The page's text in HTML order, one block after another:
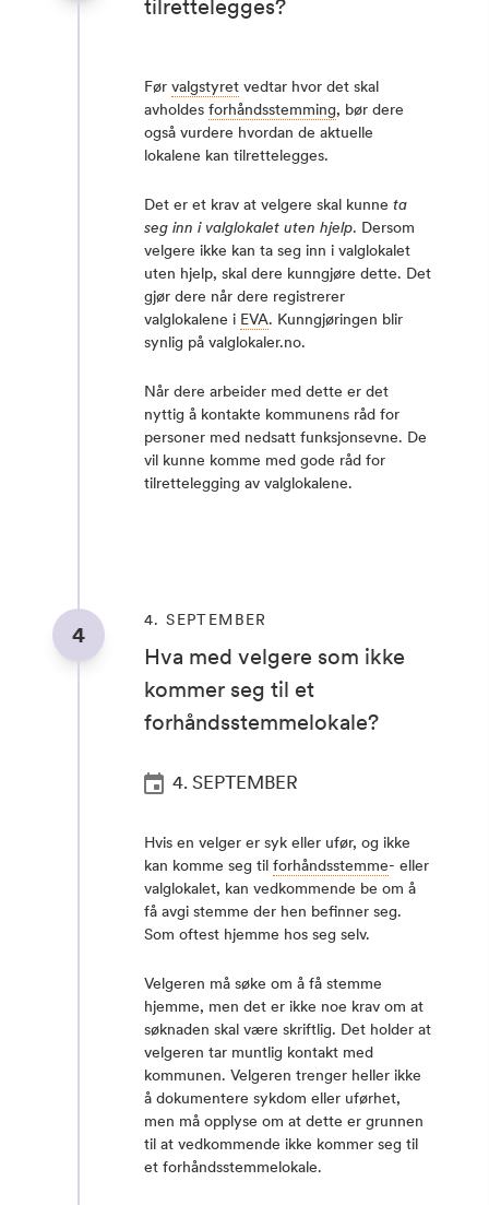
tilrettelegges?
Før valgstyret vedtar hvor det skal
avholdes forhåndsstemming, bør dere
også vurdere hvordan de aktuelle
lokalene kan tilrettelegges.
Det er et krav at velgere skal kunne ta
seg inn i valglokalet uten hjelp. Dersom
velgere ikke kan ta seg inn i valglokalet
uten hjelp, skal dere kunngjøre dette. Det
gjør dere når dere registrerer
valglokalene i EVA. Kunngjøringen blir
synlig på valglokaler.no.
Når dere arbeider med dette er det
nyttig å kontakte kommunens råd for
personer med nedsatt funksjonsevne. De
vil kunne komme med gode råd for
tilrettelegging av valglokalene.
4
4. SEPTEMBER
Hva med velgere som ikke
kommer seg til et
forhåndsstemmelokale?
4. SEPTEMBER
Hvis en velger er syk eller ufør, og ikke
kan komme seg til forhåndsstemme- eller
valglokalet, kan vedkommende be om å
få avgi stemme der hen befinner seg.
Som oftest hjemme hos seg selv.
Velgeren må søke om å få stemme
hjemme, men det er ikke noe krav om at
søknaden skal være skriftlig. Det holder at
velgeren tar muntlig kontakt med
kommunen. Velgeren trenger heller ikke
å dokumentere sykdom eller uførhet,
men må opplyse om at dette er grunnen
til at vedkommende ikke kommer seg til
et forhåndsstemmelokale.